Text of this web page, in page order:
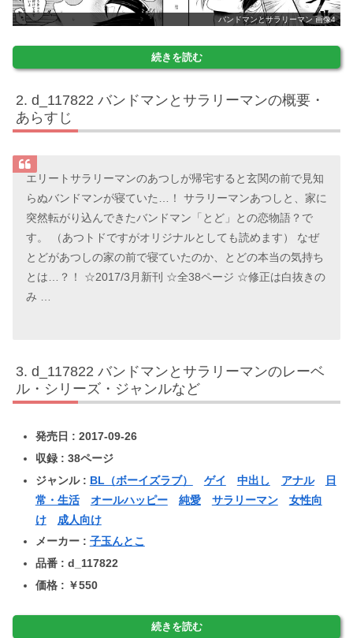
バンドマンとサラリーマン 画像4
続きを読む
d_117822 バンドマンとサラリーマンの概要・
あらすじ
エリートサラリーマンのあつしが帰宅すると玄関の前で見知
らぬバンドマンが寝ていた…！ サラリーマンあつしと、家に
突然転がり込んできたバンドマン「とど」との恋物語？で
す。 （あつトドですがオリジナルとしても読めます） なぜ
とどがあつしの家の前で寝ていたのか、とどの本当の気持ち
とは…？！ ☆2017/3月新刊 ☆全38ページ ☆修正は白抜きの
み …
d_117822 バンドマンとサラリーマンのレーベ
ル・シリーズ・ジャンルなど
発売日 : 2017-09-26
収録 : 38ページ
ジャンル : BL（ボーイズラブ） ゲイ 中出し アナル
日
常・生活
オールハッピー 純愛 サラリーマン
女性向
け
成人向け
メーカー : 子玉んとこ
品番 : d_117822
価格 : ￥550
続きを読む